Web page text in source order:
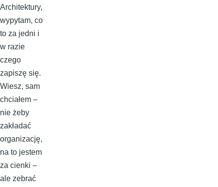
Architektury,
wypytam, co
to za jedni i
w razie
czego
zapiszę się.
Wiesz, sam
chciałem –
nie żeby
zakładać
organizację,
na to jestem
za cienki –
ale zebrać